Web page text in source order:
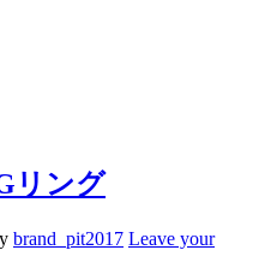
リング
brand_pit2017 Leave your